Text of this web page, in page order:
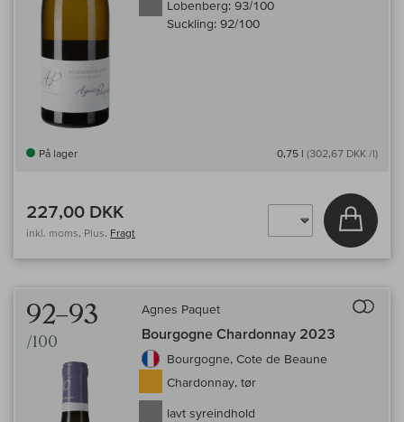
Lobenberg: 93/100
Suckling: 92/100
På lager 0,75 l (302,67 DKK /l)
227,00 DKK
inkl. moms, Plus. Fragt
Læg i
92–93
/100
Agnes Paquet
Bourgogne Chardonnay 2023
Bourgogne, Cote de Beaune
Chardonnay, tør
lavt syreindhold